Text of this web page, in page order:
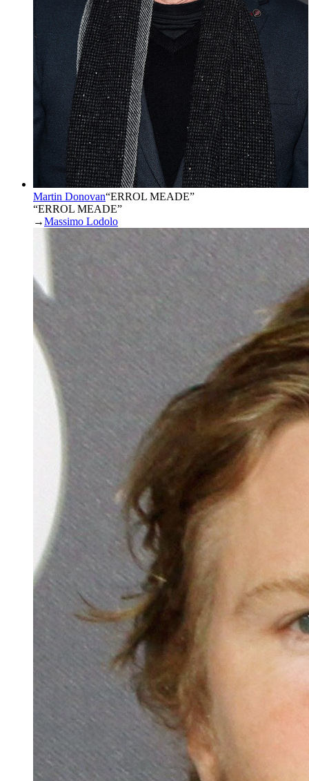
Martin Donovan“ERROL MEADE”
“ERROL MEADE”
→Massimo Lodolo